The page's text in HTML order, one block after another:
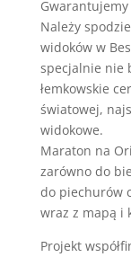
Należy
widoków w
specjalnie nie
łemkowskie
światowej,
widokowe.
Maraton na
zarówno do
do piechurów
wraz z mapą i
Projekt